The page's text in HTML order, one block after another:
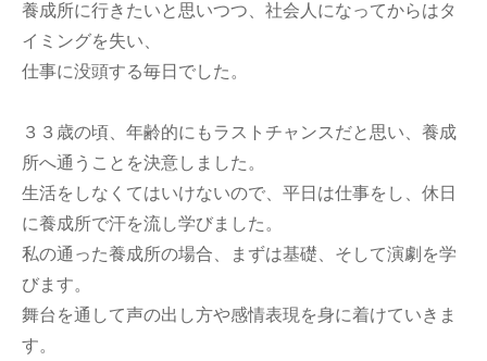
養成所に行きたいと思いつつ、社会人になってからはタ
イミングを失い、
仕事に没頭する毎日でした。
３３歳の頃、年齢的にもラストチャンスだと思い、養成
所へ通うことを決意しました。
生活をしなくてはいけないので、平日は仕事をし、休日
に養成所で汗を流し学びました。
私の通った養成所の場合、まずは基礎、そして演劇を学
びます。
舞台を通して声の出し方や感情表現を身に着けていきま
す。